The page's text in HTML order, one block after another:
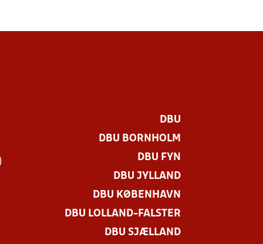
DBU
DBU BORNHOLM
DBU FYN
DBU JYLLAND
DBU KØBENHAVN
DBU LOLLAND-FALSTER
DBU SJÆLLAND